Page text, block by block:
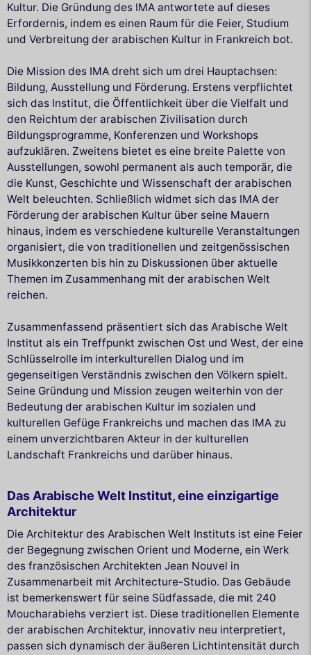
Kultur. Die Gründung des IMA antwortete auf dieses
Erfordernis, indem es einen Raum für die Feier, Studium
und Verbreitung der arabischen Kultur in Frankreich bot.
Die Mission des IMA dreht sich um drei Hauptachsen:
Bildung, Ausstellung und Förderung. Erstens verpflichtet
sich das Institut, die Öffentlichkeit über die Vielfalt und
den Reichtum der arabischen Zivilisation durch
Bildungsprogramme, Konferenzen und Workshops
aufzuklären. Zweitens bietet es eine breite Palette von
Ausstellungen, sowohl permanent als auch temporär, die
die Kunst, Geschichte und Wissenschaft der arabischen
Welt beleuchten. Schließlich widmet sich das IMA der
Förderung der arabischen Kultur über seine Mauern
hinaus, indem es verschiedene kulturelle Veranstaltungen
organisiert, die von traditionellen und zeitgenössischen
Musikkonzerten bis hin zu Diskussionen über aktuelle
Themen im Zusammenhang mit der arabischen Welt
reichen.
Zusammenfassend präsentiert sich das Arabische Welt
Institut als ein Treffpunkt zwischen Ost und West, der eine
Schlüsselrolle im interkulturellen Dialog und im
gegenseitigen Verständnis zwischen den Völkern spielt.
Seine Gründung und Mission zeugen weiterhin von der
Bedeutung der arabischen Kultur im sozialen und
kulturellen Gefüge Frankreichs und machen das IMA zu
einem unverzichtbaren Akteur in der kulturellen
Landschaft Frankreichs und darüber hinaus.
Das Arabische Welt Institut, eine einzigartige
Architektur
Die Architektur des Arabischen Welt Instituts ist eine Feier
der Begegnung zwischen Orient und Moderne, ein Werk
des französischen Architekten Jean Nouvel in
Zusammenarbeit mit Architecture-Studio. Das Gebäude
ist bemerkenswert für seine Südfassade, die mit 240
Moucharabiehs verziert ist. Diese traditionellen Elemente
der arabischen Architektur, innovativ neu interpretiert,
passen sich dynamisch der äußeren Lichtintensität durch